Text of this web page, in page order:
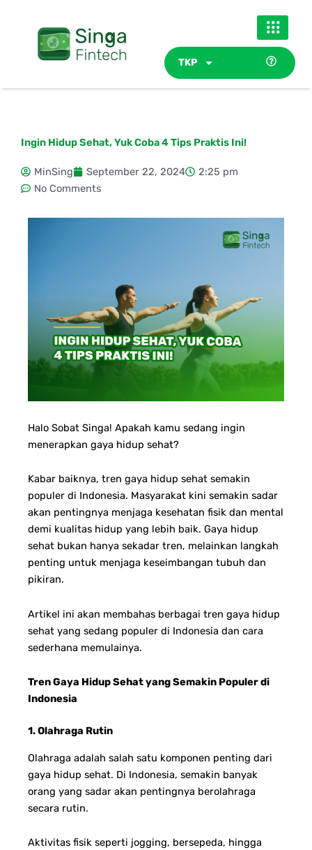
TKP
Ingin Hidup Sehat, Yuk Coba 4 Tips Praktis Ini!
MinSing September 22, 2024
2:25 pm
No Comments
Halo Sobat Singa! Apakah kamu sedang ingin
menerapkan gaya hidup sehat?
Kabar baiknya, tren gaya hidup sehat semakin
populer di Indonesia. Masyarakat kini semakin sadar
akan pentingnya menjaga kesehatan fisik dan mental
demi kualitas hidup yang lebih baik. Gaya hidup
sehat bukan hanya sekadar tren, melainkan langkah
penting untuk menjaga keseimbangan tubuh dan
pikiran.
Artikel ini akan membahas berbagai tren gaya hidup
sehat yang sedang populer di Indonesia dan cara
sederhana memulainya.
Tren Gaya Hidup Sehat yang Semakin Populer di
Indonesia
1. Olahraga Rutin
Olahraga adalah salah satu komponen penting dari
gaya hidup sehat. Di Indonesia, semakin banyak
orang yang sadar akan pentingnya berolahraga
secara rutin.
Aktivitas fisik seperti jogging, bersepeda, hingga